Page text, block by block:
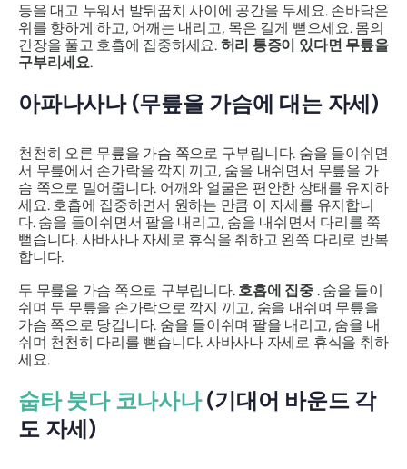
등을 대고 누워서 발뒤꿈치 사이에 공간을 두세요. 손바닥은
위를 향하게 하고, 어깨는 내리고, 목은 길게 뻗으세요. 몸의
긴장을 풀고 호흡에 집중하세요. 허리 통증이 있다면 무릎을
구부리세요.
아파나사나(무릎을 가슴에 대는 자세)
천천히 오른 무릎을 가슴 쪽으로 구부립니다. 숨을 들이쉬면
서 무릎에서 손가락을 깍지 끼고, 숨을 내쉬면서 무릎을 가
슴 쪽으로 밀어줍니다. 어깨와 얼굴은 편안한 상태를 유지하
세요. 호흡에 집중하면서 원하는 만큼 이 자세를 유지합니
다. 숨을 들이쉬면서 팔을 내리고, 숨을 내쉬면서 다리를 쭉
뻗습니다. 사바사나 자세로 휴식을 취하고 왼쪽 다리로 반복
합니다.
두 무릎을 가슴 쪽으로 구부립니다. 호흡에 집중. 숨을 들이
쉬며 두 무릎을 손가락으로 깍지 끼고, 숨을 내쉬며 무릎을
가슴 쪽으로 당깁니다. 숨을 들이쉬며 팔을 내리고, 숨을 내
쉬며 천천히 다리를 뻗습니다. 사바사나 자세로 휴식을 취하
세요.
숩타 붓다 코나사나(기대어 바운드 각
도 자세)